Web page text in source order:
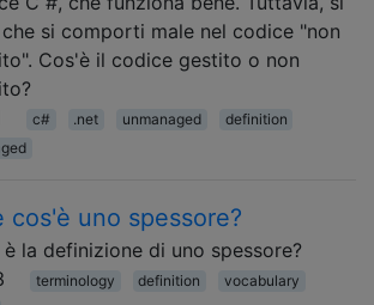
si comporti male nel codice "non
Cos'è il codice gestito o non
c# .net unmanaged
definition
cos'è uno spessore?
è la definizione di uno spessore?
terminology definition
vocabulary